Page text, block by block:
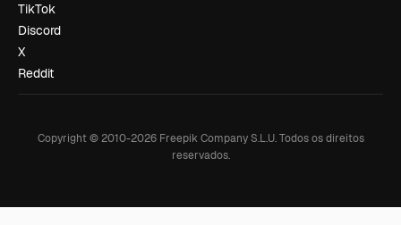
TikTok
Discord
X
Reddit
Copyright © 2010-2026Freepik Company S.L.U. Todos os direitos
reservados.